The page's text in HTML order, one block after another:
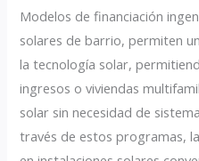
Modelos de financiación
solares de barrio, permiten
la tecnología solar,
ingresos o viviendas
solar sin necesidad de
través de estos programas,